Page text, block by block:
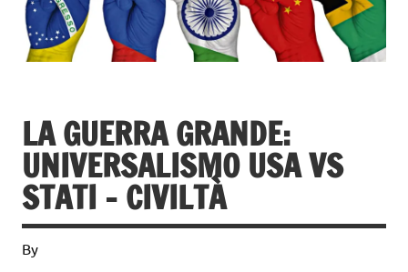
LA GUERRA GRANDE:
UNIVERSALISMO USA VS
STATI – CIVILTÀ
By